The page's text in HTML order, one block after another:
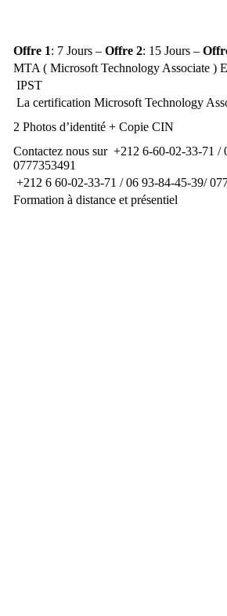
Offre 1: 7 Jours – Offre 2: 15 Jours –
MTA ( Microsoft Technology Associate )
IPST
La certification Microsoft Technology
2 Photos d’identité + Copie CIN
Contactez nous sur +212 6-60-02-33-71 /
0777353491
+212 6 60-02-33-71 /06 93-84-45-39/
Formation à distance et présentiel